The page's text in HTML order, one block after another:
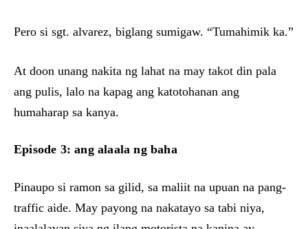
Pero si sgt. alvarez, biglang sumigaw. “Tumahimik ka.”
At doon unang nakita ng lahat na may takot din pala
ang pulis, lalo na kapag ang katotohanan ang
humaharap sa kanya.
Episode 3: ang alaala ng baha
Pinaupo si ramon sa gilid, sa maliit na upuan na pang-
traffic aide. May payong na nakatayo sa tabi niya,